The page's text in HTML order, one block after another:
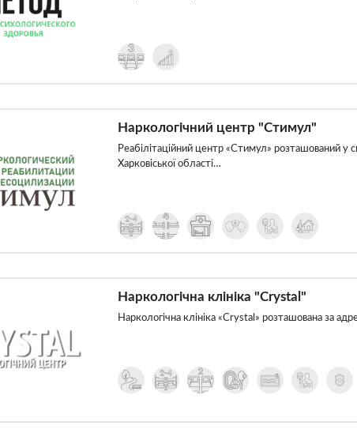
Наркологічний центр "Стимул"
Реабілітаційний центр «Стимул» розташований у
Харковіської області…
Наркологічна клініка "Crystal"
Наркологічна клініка «Crystal» розташована за